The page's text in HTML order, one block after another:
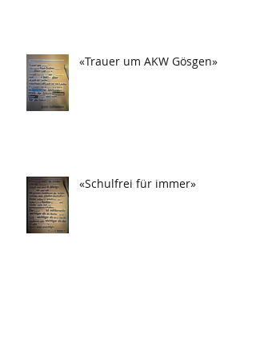
«Trauer um AKW Gösgen»
«Schulfrei für immer»